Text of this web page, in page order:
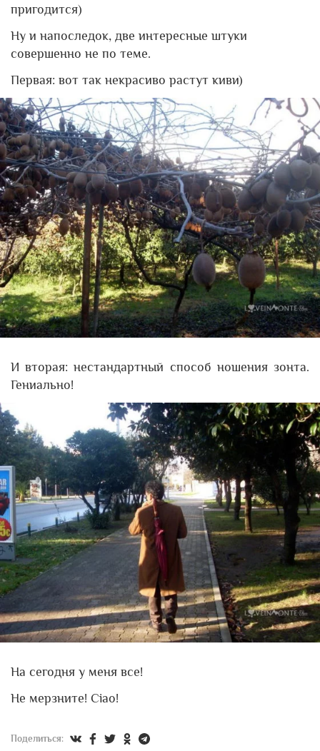
пригодится)
Ну и напоследок, две интересные штуки
совершенно не по теме.
Первая: вот так некрасиво растут киви)
И вторая: нестандартный способ ношения зонта.
Гениально!
На сегодня у меня все!
Не мерзните! Ciao!
Поделиться: